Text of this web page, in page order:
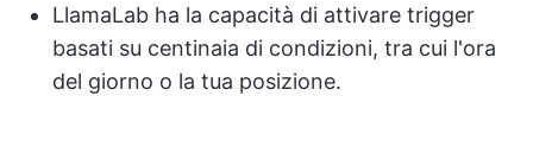
LlamaLab ha la capacità di attivare trigger
basati su centinaia di condizioni, tra cui l'ora
del giorno o la tua posizione.